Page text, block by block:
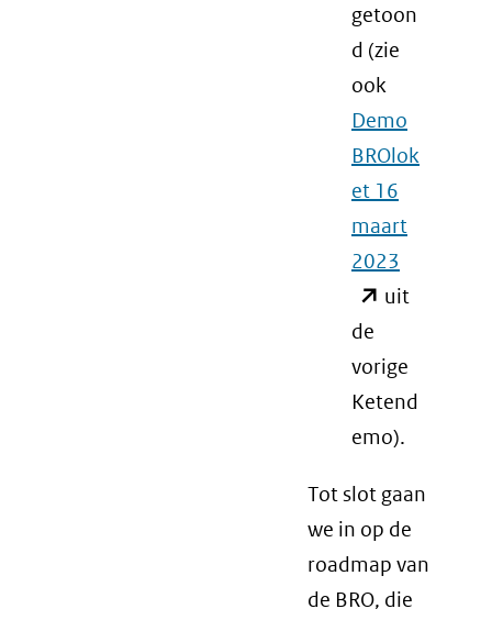
getoon
d (zie
ook
Demo
BROlok
et 16
maart
2023
in
venster)
(verwijst
naar
andere
website)
uit
de
vorige
Ketend
emo).
Tot slot gaan
we in op de
roadmap van
de BRO, die